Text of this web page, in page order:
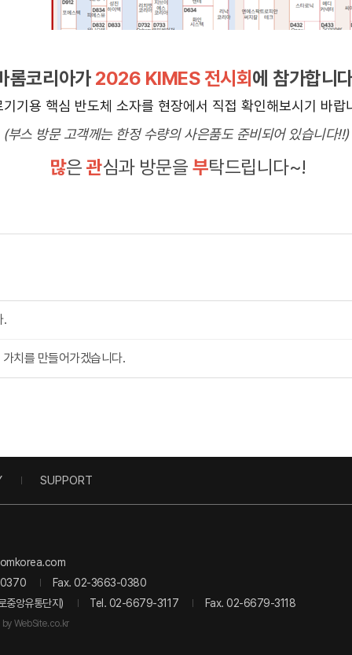
롬코리아가 2026 KIMES 전시회 에 참가합니
기기용 핵심 반도체 소자를 현장에서 직접 확인해보시기 바랍
(부스 방문 고객께는 한정 수량의 사은품도 준비되어 있습니다!!)
많은관심과 방문을 부탁드립니다~!
.
치를 만들어가겠습니다.
SUPPORT
Fax. 02-3663-0380
앙유통단지)
Tel. 02-6679-3117 Fax. 02-6679-3118
WebSite.co.kr